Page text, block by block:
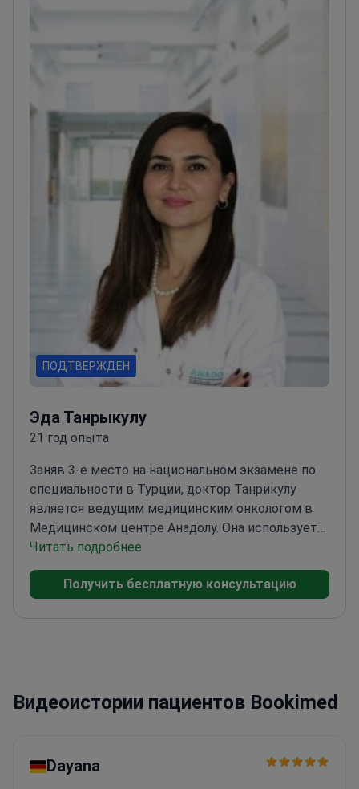
ПЭТ/КТ и ОФЭКТ/КТ в Университете Джонса
Хопкинса Член Европейской ассоциации ядерной
рабочей группе Турецкого общества ядерной
медицины
ПОДТВЕРЖДЕН
Эда Танрыкулу
21 год опыта
Заняв 3-е место на национальном экзамене по
специальности в Турции, доктор Танрикулу
является ведущим медицинским онкологом в
Медицинском центре Анадолу. Она использует
ПЭТ-КТ с галлием-68 (DOTA) для создания
генетических профилей опухолей. Бывший
руководитель отделения медицинской
больнице Хайдарпаша НумунеВедущий
обучение по метастатическому
мировой профессиональной организации
врачей-онкологов
Читать подробнее
Получить бесплатную консультацию
Видеоистории пациентов Bookimed
Dayana